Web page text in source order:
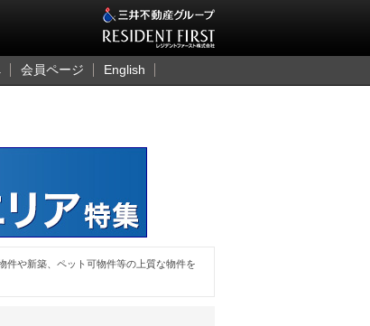
会員ページ English
や新築、ペット可物件等の上質な物件を